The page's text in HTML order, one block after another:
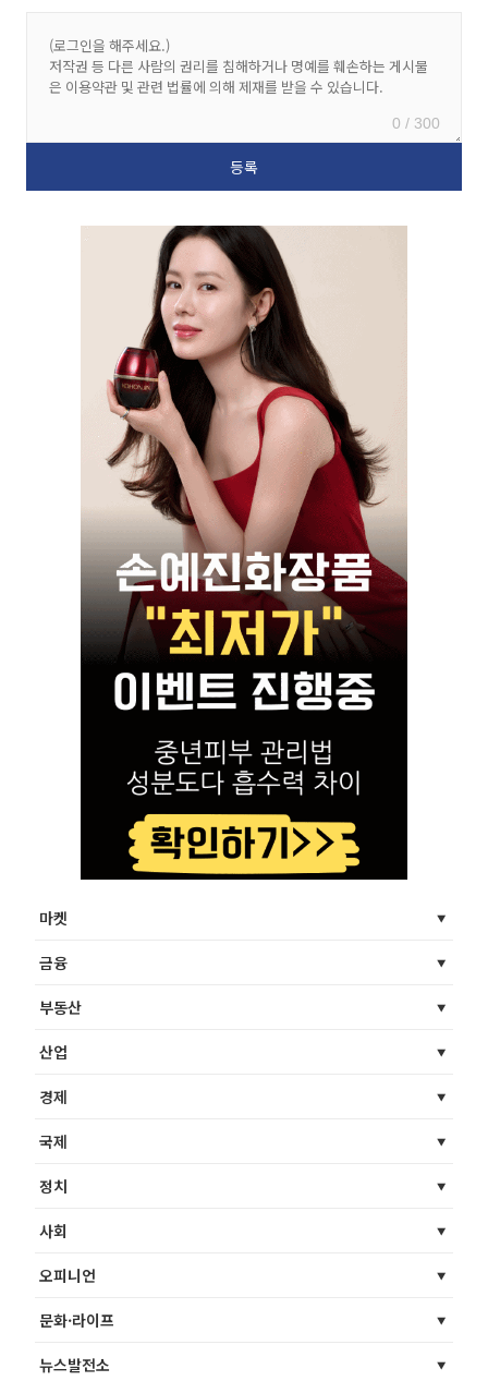
0 / 300
마켓
금융
부동산
산업
경제
국제
정치
사회
오피니언
문화·라이프
뉴스발전소